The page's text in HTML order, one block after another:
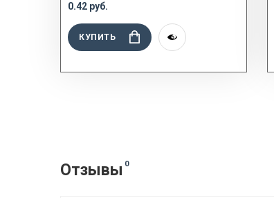
0.42 руб.
КУПИТЬ
Отзывы 0